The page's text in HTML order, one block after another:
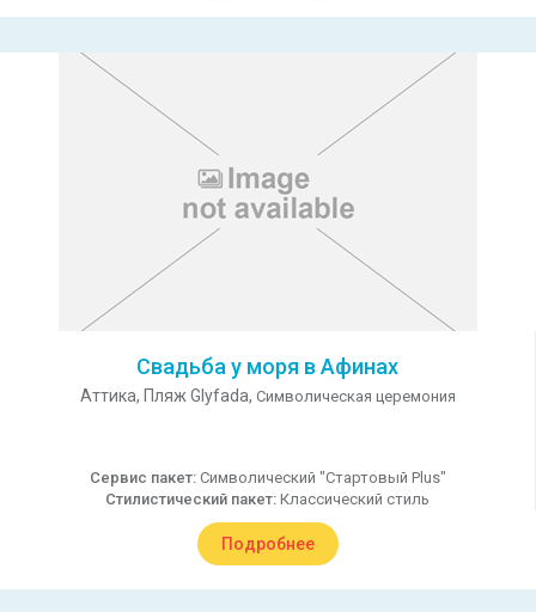
Свадьба у моря в Афинах
Аттика, Пляж Glyfada, Символическая церемония
Сервис пакет: Символический "Стартовый Plus"
Стилистический пакет: Классический стиль
Подробнее